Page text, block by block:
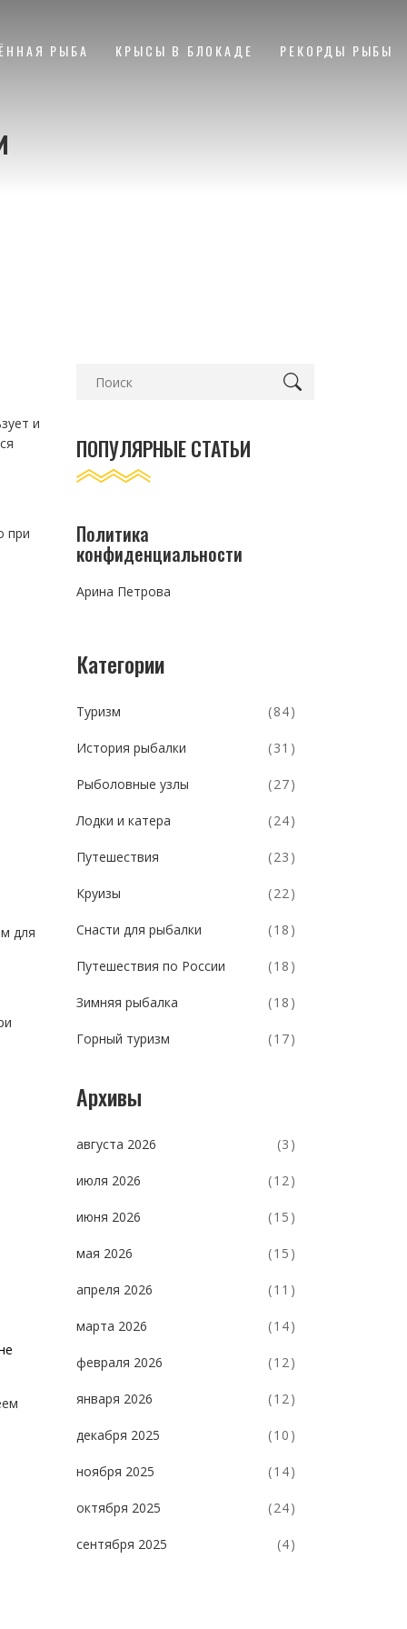
РЫБА КРЫСЫ В БЛОКАДЕ РЕКОРДЫ РЫБЫ
и
при
для
ПОПУЛЯРНЫЕ СТАТЬИ
Политика
конфиденциальности
Арина Петрова
Категории
Туризм (84)
История рыбалки (31)
Рыболовные узлы (27)
Лодки и катера (24)
Путешествия (23)
Круизы (22)
Снасти для рыбалки (18)
Путешествия по России (18)
Зимняя рыбалка (18)
Горный туризм (17)
Архивы
августа 2026 (3)
июля 2026 (12)
июня 2026 (15)
мая 2026 (15)
апреля 2026 (11)
марта 2026 (14)
февраля 2026 (12)
января 2026 (12)
декабря 2025 (10)
ноября 2025 (14)
октября 2025 (24)
сентября 2025 (4)